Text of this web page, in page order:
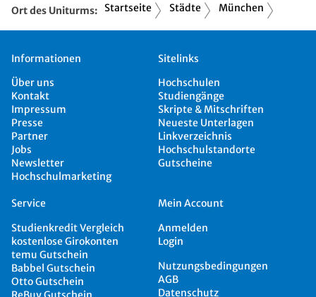
Ort des Uniturms: Startseite Städte München
Informationen
Über uns
Kontakt
Impressum
Presse
Partner
Jobs
Newsletter
Hochschulmarketing
Sitelinks
Hochschulen
Studiengänge
Skripte & Mitschriften
Neueste Unterlagen
Linkverzeichnis
Hochschulstandorte
Gutscheine
Service
Studienkredit Vergleich
kostenlose Girokonten
temu Gutschein
Babbel Gutschein
Otto Gutschein
Mein Account
Anmelden
Login
Nutzungsbedingungen
AGB
Datenschutz